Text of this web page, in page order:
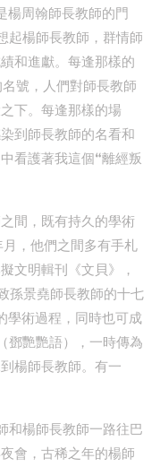
楊周翰師長教師的門
起楊師長教師，群情師
和進獻。每逢那樣的
號，人們對師長教師
下。每逢那樣的場
到師長教師的名看和
看護著我這個“離經叛
間，既有持久的學術
，他們之間多有手札
文明輯刊《文貝》，
孫景堯師長教師的十七
學術過程，同時也可成
鄧艷艷語），一時傳為
楊師長教師。有一
和楊師長教師一路往巴
會，古稀之年的楊師